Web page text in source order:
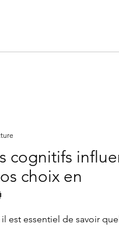
cognitifs
choix en
est essentiel de savoir